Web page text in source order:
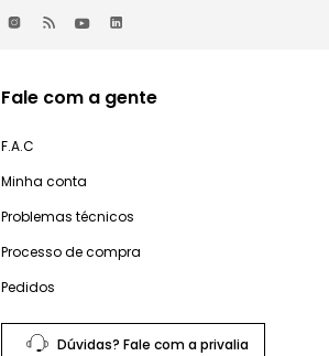
Fale com a gente
F.A.C
Minha conta
Problemas técnicos
Processo de compra
Pedidos
Dúvidas? Fale com a privalia